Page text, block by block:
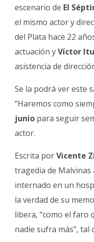
Clasificados
Fúnebres
escenario de El
el mismo actor y
del Plata hace 22
actuación yVíctor
asistencia de
Se la podrá ver este
“Haremos como
junio para seguir
actor.
Escrita porVicente
tragedia de
internado en un
la verdad de su
libera, “como el faro
nadie sufra más”, tal